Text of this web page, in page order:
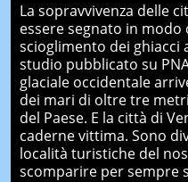
La sopravvivenza delle
essere segnato in
scioglimento dei ghiacci
studio pubblicato su
glaciale occidentale
dei mari di oltre tre
del Paese. E la città di
caderne vittima. Sono
località turistiche del
scomparire per sempre